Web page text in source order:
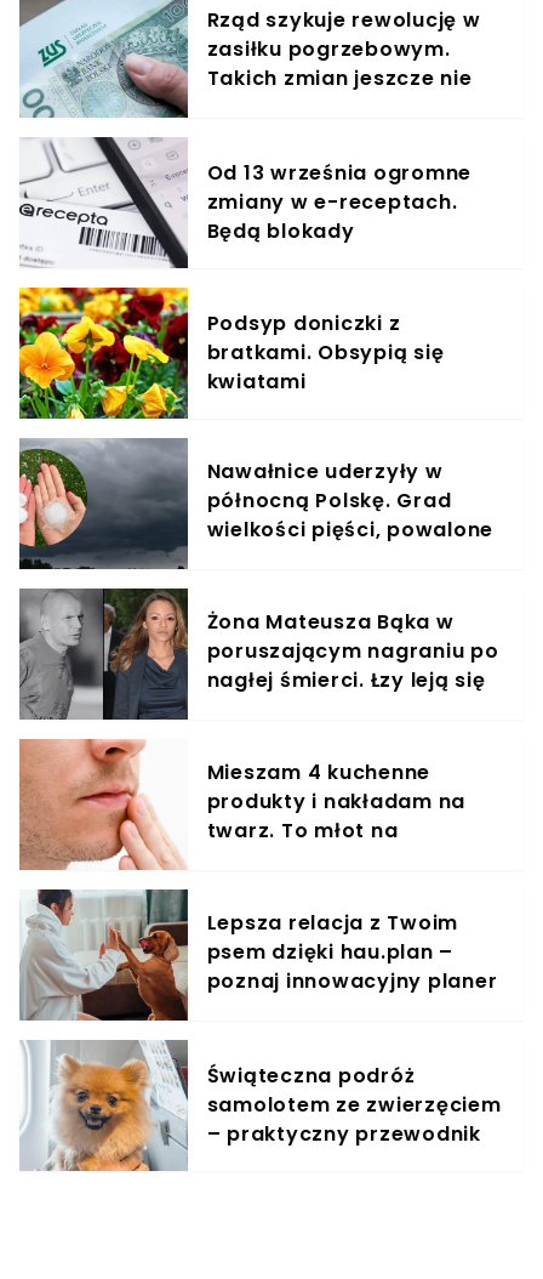
Rząd szykuje rewolucję w
zasiłku pogrzebowym.
Takich zmian jeszcze nie
Od 13 września ogromne
zmiany w e-receptach.
Będą blokady
Podsyp doniczki z
bratkami. Obsypią się
kwiatami
Nawałnice uderzyły w
północną Polskę. Grad
wielkości pięści, powalone
Żona Mateusza Bąka w
poruszającym nagraniu po
nagłej śmierci. Łzy leją się
Mieszam 4 kuchenne
produkty i nakładam na
twarz. To młot na
Lepsza relacja z Twoim
psem dzięki hau.plan –
poznaj innowacyjny planer
Świąteczna podróż
samolotem ze zwierzęciem
– praktyczny przewodnik